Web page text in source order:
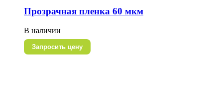
Прозрачная пленка 60 мкм
В наличии
Запросить цену